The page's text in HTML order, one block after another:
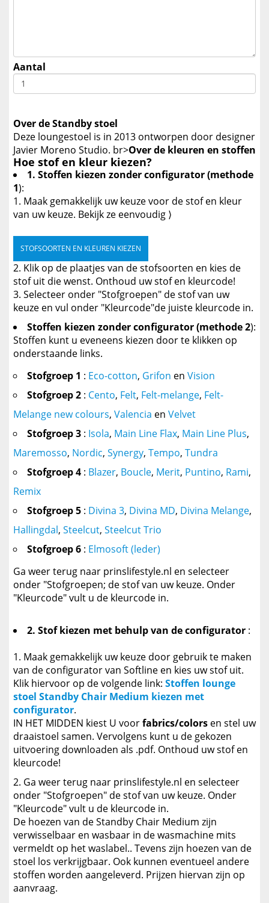
Aantal
Over de Standby stoel
Deze loungestoel is in 2013 ontworpen door designer
Javier Moreno Studio. br>Over de kleuren en stoffen
Hoe stof en kleur kiezen?
1. Stoffen kiezen zonder configurator (methode
1):
Maak gemakkelijk uw keuze voor de stof en kleur
van uw keuze. Bekijk ze eenvoudig ⟩
STOFSOORTEN EN KLEUREN KIEZEN
Klik op de plaatjes van de stofsoorten en kies de
stof uit die wenst. Onthoud uw stof en kleurcode!
Selecteer onder "Stofgroepen" de stof van uw
keuze en vul onder "Kleurcode"de juiste kleurcode in.
Stoffen kiezen zonder configurator (methode 2):
Stoffen kunt u eveneens kiezen door te klikken op
onderstaande links.
Stofgroep 1 : Eco-cotton, Grifon en Vision
Stofgroep 2 : Cento, Felt, Felt-melange, Felt-
Melange new colours, Valencia en Velvet
Stofgroep 3 : Isola, Main Line Flax, Main Line Plus,
Maremosso, Nordic, Synergy, Tempo, Tundra
Stofgroep 4 : Blazer, Boucle, Merit, Puntino, Rami,
Remix
Stofgroep 5 : Divina 3, Divina MD, Divina Melange,
Hallingdal, Steelcut, Steelcut Trio
Stofgroep 6 : Elmosoft (leder)
Ga weer terug naar prinslifestyle.nl en selecteer
onder "Stofgroepen; de stof van uw keuze. Onder
"Kleurcode" vult u de kleurcode in.
2. Stof kiezen met behulp van de configurator :
Maak gemakkelijk uw keuze door gebruik te maken
van de configurator van Softline en kies uw stof uit.
Klik hiervoor op de volgende link: Stoffen lounge
stoel Standby Chair Medium kiezen met
configurator.
IN HET MIDDEN kiest U voorfabrics/colors en stel uw
draaistoel samen. Vervolgens kunt u de gekozen
uitvoering downloaden als .pdf. Onthoud uw stof en
kleurcode!
Ga weer terug naar prinslifestyle.nl en selecteer
onder "Stofgroepen" de stof van uw keuze. Onder
"Kleurcode" vult u de kleurcode in.
De hoezen van de Standby Chair Medium zijn
verwisselbaar en wasbaar in de wasmachine mits
vermeldt op het waslabel.. Tevens zijn hoezen van de
stoel los verkrijgbaar. Ook kunnen eventueel andere
stoffen worden aangeleverd. Prijzen hiervan zijn op
aanvraag.